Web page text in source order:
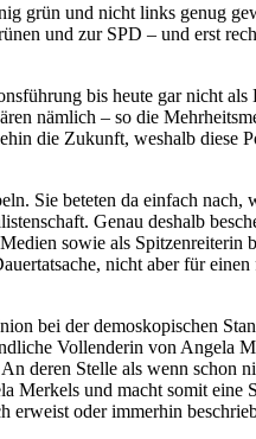
grün und nicht links genug
und zur SPD – und erst
bis heute gar nicht
nämlich – so die
die Zukunft, weshalb diese
Sie beteten da einfach nach,
Genau deshalb
sowie als Spitzenreiterin
nicht aber für
bei der demoskopischen
Vollenderin von Angela
deren Stelle als wenn schon
Merkels und macht somit eine
erweist oder immerhin